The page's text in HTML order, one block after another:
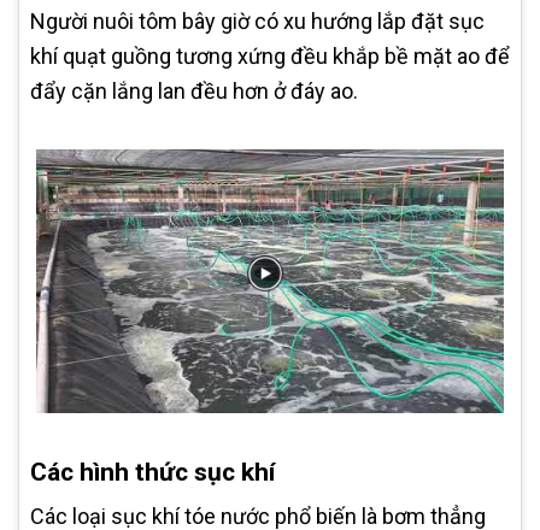
Người nuôi tôm bây giờ có xu hướng lắp đặt sục
khí quạt guồng tương xứng đều khắp bề mặt ao để
đẩy cặn lắng lan đều hơn ở đáy ao.
Các hình thức sục khí
Các loại sục khí tóe nước phổ biến là bơm thẳng